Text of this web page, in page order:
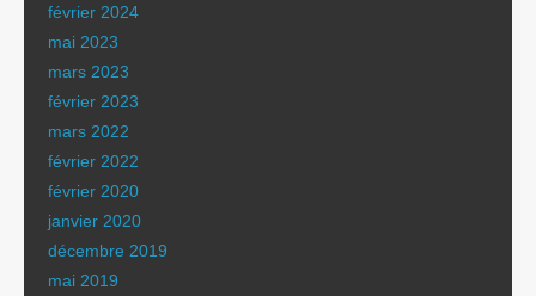
février 2024
mai 2023
mars 2023
février 2023
mars 2022
février 2022
février 2020
janvier 2020
décembre 2019
mai 2019